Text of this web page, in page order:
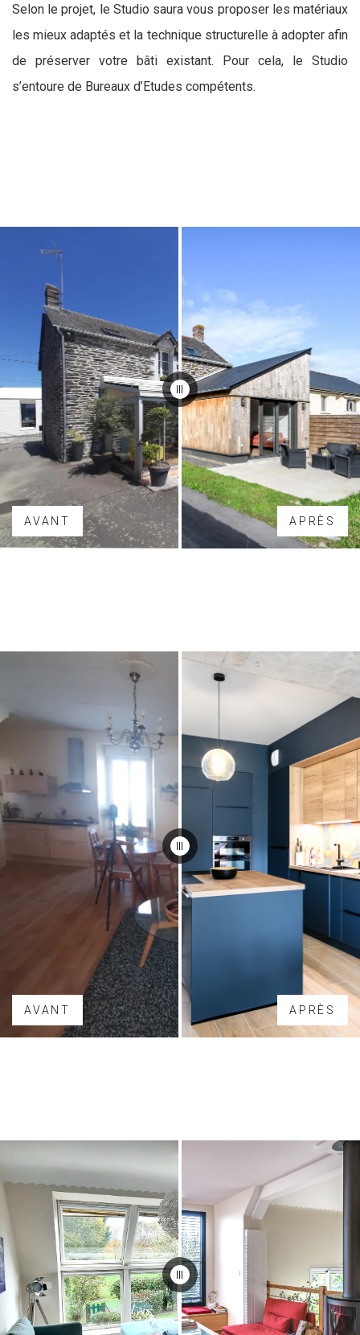
Selon le projet, le Studio saura vous proposer les matériaux
les mieux adaptés et la technique structurelle à adopter afin
de préserver votre bâti existant. Pour cela, le Studio
s’entoure de Bureaux d’Etudes compétents.
AVANT APRÈS
AVANT APRÈS